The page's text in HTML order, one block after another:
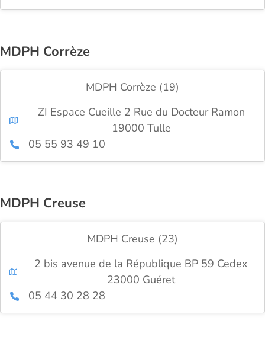
MDPH Corrèze
MDPH Corrèze (19)
ZI Espace Cueille 2 Rue du Docteur Ramon
19000 Tulle
05 55 93 49 10
MDPH Creuse
MDPH Creuse (23)
2 bis avenue de la République BP 59 Cedex
23000 Guéret
05 44 30 28 28